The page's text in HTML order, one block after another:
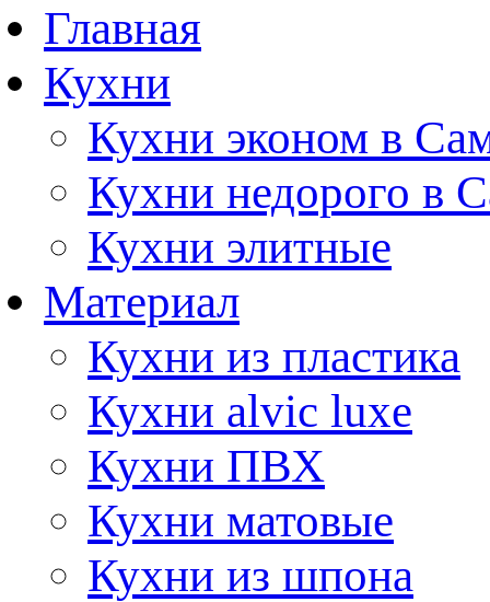
Главная
Кухни
Кухни эконом в
Кухни недорого в
Кухни элитные
Материал
Кухни из пластика
Кухни alvic luxe
Кухни ПВХ
Кухни матовые
Кухни из шпона